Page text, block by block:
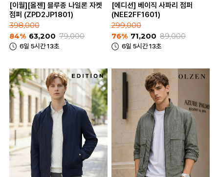
[이월][올젠] 블루종 나일론 자켓
점퍼 (ZPD2JP1801)
398,000
84% 63,200 79,000
6일 5시간 13초
[에디션] 베이직 사파리 점퍼
(NEE2FF1601)
299,000
76% 71,200 89,000
6일 5시간 13초